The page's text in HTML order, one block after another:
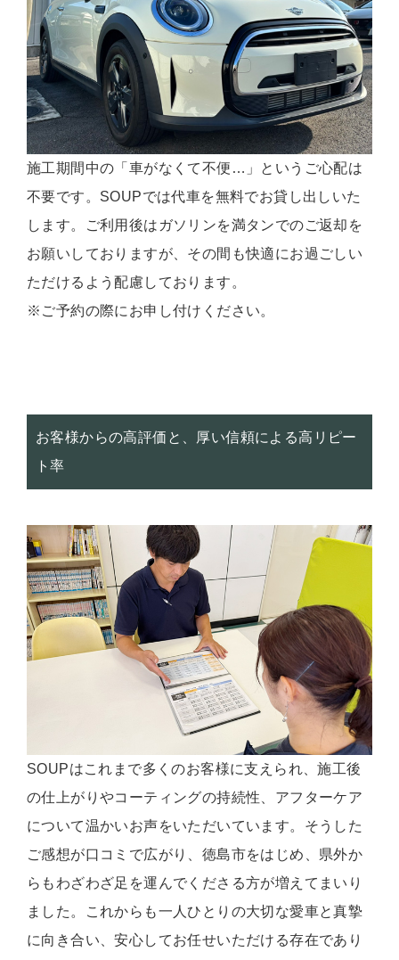
施工期間中の「車がなくて不便…」というご心配は
不要です。SOUPでは代車を無料でお貸し出しいた
します。ご利用後はガソリンを満タンでのご返却を
お願いしておりますが、その間も快適にお過ごしい
ただけるよう配慮しております。
※ご予約の際にお申し付けください。
お客様からの高評価と、厚い信頼による高リピー
ト率
SOUPはこれまで多くのお客様に支えられ、施工後
の仕上がりやコーティングの持続性、アフターケア
について温かいお声をいただいています。そうした
ご感想が口コミで広がり、徳島市をはじめ、県外か
らもわざわざ足を運んでくださる方が増えてまいり
ました。これからも一人ひとりの大切な愛車と真摯
に向き合い、安心してお任せいただける存在であり